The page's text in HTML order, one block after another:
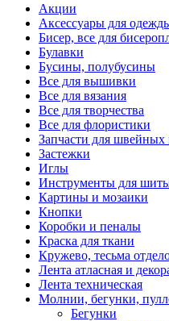
Акции
Аксессуары для
Бисер, все для
Булавки
Бусины, полубусины
Все для вышивки
Все для вязания
Все для творчества
Все для флористики
Запчасти для
Застежки
Иглы
Инструменты для
Картины и мозаики
Кнопки
Коробки и пеналы
Краска для ткани
Кружево, тесьма
Лента атласная и
Лента техническая
Молнии, бегунки,
Бегунки